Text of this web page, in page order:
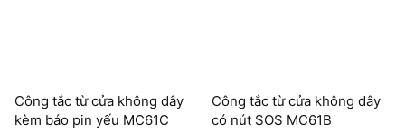
Công tắc từ cửa không dây
kèm báo pin yếu MC61C
Công tắc từ cửa không dây
có nút SOS MC61B